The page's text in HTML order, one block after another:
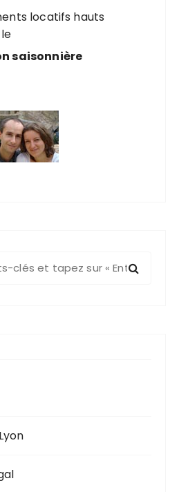
locatifs hauts
saisonnière